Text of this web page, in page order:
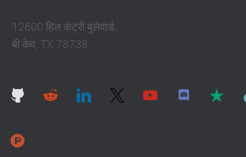
12600 हिल कंट्री बुलेवार्ड,
बी केव, TX 78738